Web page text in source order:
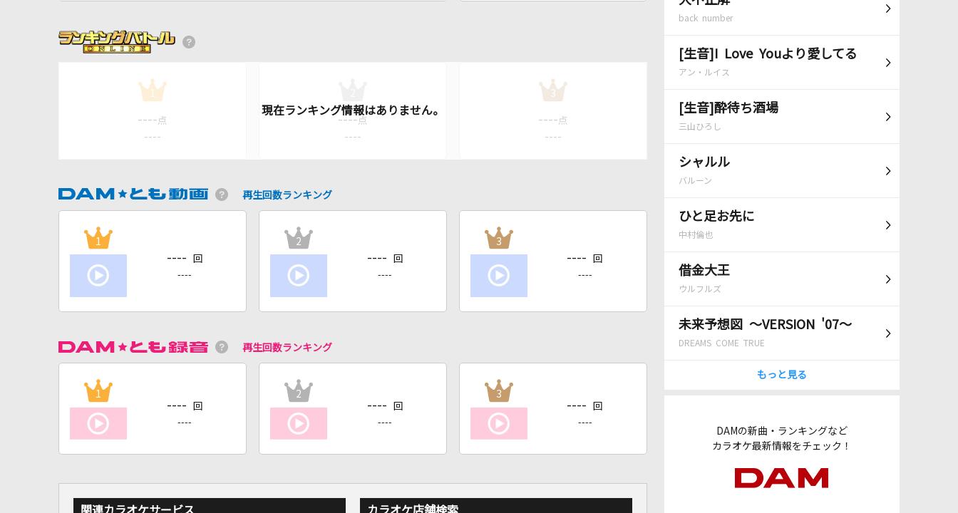
back number
[生音]I Love Youより愛してる
アン・ルイス
[生音]酔待ち酒場
三山ひろし
シャルル
バルーン
ひと足お先に
中村倫也
借金大王
ウルフルズ
未来予想図 ～VERSION '07～
DREAMS COME TRUE
もっと見る
DAMの新曲・ランキングなど
カラオケ最新情報をチェック！
1
---- 点
----
---- 点
----
3
---- 点
----
再生回数ランキング
1
---- 回
----
2
---- 回
----
3
---- 回
----
再生回数ランキング
1
---- 回
----
2
---- 回
----
3
---- 回
----
関連カラオケサービス カラオケ店舗検索